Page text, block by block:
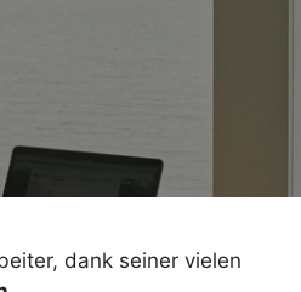
dank seiner vielen